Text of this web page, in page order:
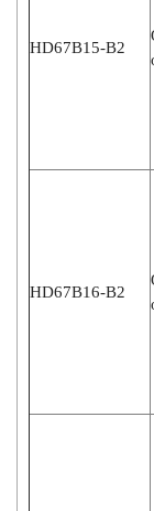
HD67B15-B2
HD67B16-B2